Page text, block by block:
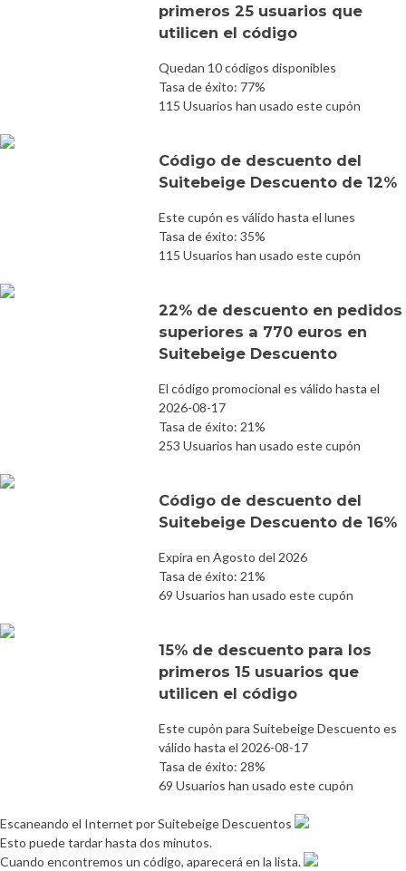
primeros 25 usuarios que
utilicen el código
Quedan 10 códigos disponibles
Tasa de éxito: 77%
115 Usuarios han usado este cupón
Código de descuento del
Suitebeige Descuento de 12%
Este cupón es válido hasta el lunes
Tasa de éxito: 35%
115 Usuarios han usado este cupón
22% de descuento en pedidos
superiores a 770 euros en
Suitebeige Descuento
El código promocional es válido hasta el
2026-08-17
Tasa de éxito: 21%
253 Usuarios han usado este cupón
Código de descuento del
Suitebeige Descuento de 16%
Expira en Agosto del 2026
Tasa de éxito: 21%
69 Usuarios han usado este cupón
15% de descuento para los
primeros 15 usuarios que
utilicen el código
Este cupón para Suitebeige Descuento es
válido hasta el 2026-08-17
Tasa de éxito: 28%
69 Usuarios han usado este cupón
Escaneando el Internet por Suitebeige Descuentos
Esto puede tardar hasta dos minutos.
Cuando encontremos un código, aparecerá en la lista.